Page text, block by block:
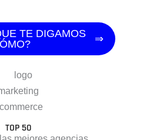
TE DIGAMOS
TOP 50